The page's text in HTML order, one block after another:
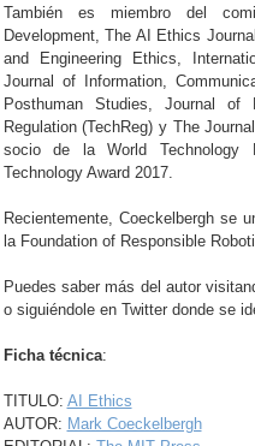
También es miembro del
Development, The AI Ethics
and Engineering Ethics,
Journal of Information,
Posthuman Studies, Journal of
Regulation (TechReg) y The
socio de la World Technology
Technology Award 2017.
Recientemente, Coeckelbergh se
la Foundation of Responsible
Puedes saber más del autor
o siguiéndole en Twitter donde se
Ficha técnica:
TITULO: AI Ethics
AUTOR: Mark Coeckelbergh